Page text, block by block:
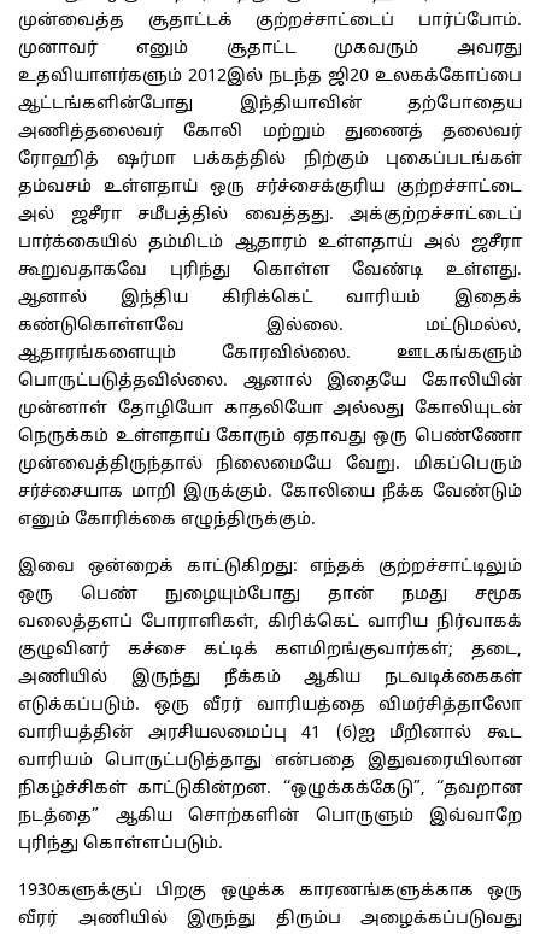
முன்வைத்த சூதாட்டக் குற்றச்சாட்டைப் பார்ப்போம்.
முனாவர் எனும் சூதாட்ட முகவரும் அவரது
உதவியாளர்களும் 2012இல் நடந்த ஜி20 உலகக்கோப்பை
ஆட்டங்களின்போது இந்தியாவின் தற்போதைய
அணித்தலைவர் கோலி மற்றும் துணைத் தலைவர்
ரோஹித் ஷர்மா பக்கத்தில் நிற்கும் புகைப்படங்கள்
தம்வசம் உள்ளதாய் ஒரு சர்ச்சைக்குரிய குற்றச்சாட்டை
அல் ஜசீரா சமீபத்தில் வைத்தது. அக்குற்றச்சாட்டைப்
பார்க்கையில் தம்மிடம் ஆதாரம் உள்ளதாய் அல் ஜசீரா
கூறுவதாகவே புரிந்து கொள்ள வேண்டி உள்ளது.
ஆனால் இந்திய கிரிக்கெட் வாரியம் இதைக்
கண்டுகொள்ளவே இல்லை. மட்டுமல்ல,
ஆதாரங்களையும் கோரவில்லை. ஊடகங்களும்
பொருட்படுத்தவில்லை. ஆனால் இதையே கோலியின்
முன்னாள் தோழியோ காதலியோ அல்லது கோலியுடன்
நெருக்கம் உள்ளதாய் கோரும் ஏதாவது ஒரு பெண்ணோ
முன்வைத்திருந்தால் நிலைமையே வேறு. மிகப்பெரும்
சர்ச்சையாக மாறி இருக்கும். கோலியை நீக்க வேண்டும்
எனும் கோரிக்கை எழுந்திருக்கும்.
இவை ஒன்றைக் காட்டுகிறது: எந்தக் குற்றச்சாட்டிலும்
ஒரு பெண் நுழையும்போது தான் நமது சமூக
வலைத்தளப் போராளிகள், கிரிக்கெட் வாரிய நிர்வாகக்
குழுவினர் கச்சை கட்டிக் களமிறங்குவார்கள்; தடை,
அணியில் இருந்து நீக்கம் ஆகிய நடவடிக்கைகள்
எடுக்கப்படும். ஒரு வீரர் வாரியத்தை விமர்சித்தாலோ
வாரியத்தின் அரசியலமைப்பு 41 (6)ஐ மீறினால் கூட
வாரியம் பொருட்படுத்தாது என்பதை இதுவரையிலான
நிகழ்ச்சிகள் காட்டுகின்றன. ‘‘ஒழுக்கக்கேடு”, ‘‘தவறான
நடத்தை” ஆகிய சொற்களின் பொருளும் இவ்வாறே
புரிந்து கொள்ளப்படும்.
1930களுக்குப் பிறகு ஒழுக்க காரணங்களுக்காக ஒரு
வீரர் அணியில் இருந்து திரும்ப அழைக்கப்படுவது